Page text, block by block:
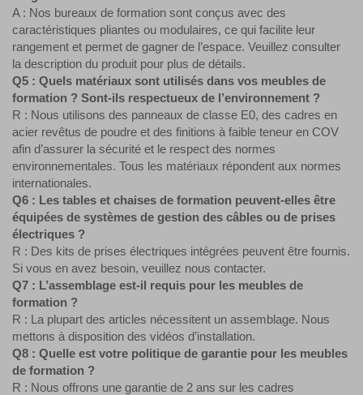
A : Nos bureaux de formation sont conçus avec des
caractéristiques pliantes ou modulaires, ce qui facilite leur
rangement et permet de gagner de l’espace. Veuillez consulter
la description du produit pour plus de détails.
Q5 : Quels matériaux sont utilisés dans vos meubles de
formation ? Sont-ils respectueux de l’environnement ?
R : Nous utilisons des panneaux de classe E0, des cadres en
acier revêtus de poudre et des finitions à faible teneur en COV
afin d’assurer la sécurité et le respect des normes
environnementales. Tous les matériaux répondent aux normes
internationales.
Q6 : Les tables et chaises de formation peuvent-elles être
équipées de systèmes de gestion des câbles ou de prises
électriques ?
R : Des kits de prises électriques intégrées peuvent être fournis.
Si vous en avez besoin, veuillez nous contacter.
Q7 : L’assemblage est-il requis pour les meubles de
formation ?
R : La plupart des articles nécessitent un assemblage. Nous
mettons à disposition des vidéos d’installation.
Q8 : Quelle est votre politique de garantie pour les meubles
de formation ?
R : Nous offrons une garantie de 2 ans sur les cadres